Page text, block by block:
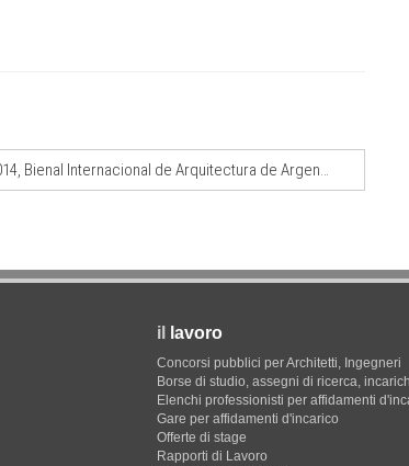
BIA-AR 2014, Bienal Internacional de Arquitectura de Argentina
il lavoro
Concorsi pubblici per Architetti, Ingegneri
Borse di studio, assegni di ricerca,
Elenchi professionisti per affidamenti
Gare per affidamenti d'incarico
Offerte di stage
Rapporti di Lavoro